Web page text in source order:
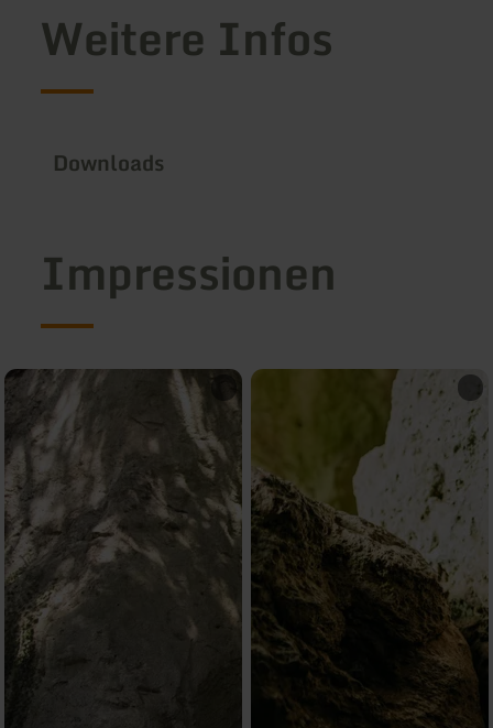
Weitere Infos
Downloads
Impressionen